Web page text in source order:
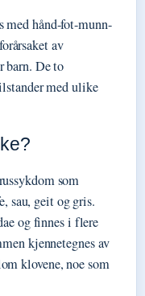
med hånd-fot-munn-
av
barn. De to
med ulike
som
sau, geit og gris.
og finnes i flere
kjennetegnes av
klovene, noe som